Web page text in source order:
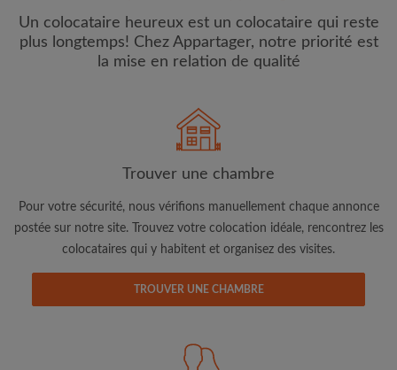
Adresse email
Un colocataire heureux est un colocataire qui reste
plus longtemps! Chez Appartager, notre priorité est
la mise en relation de qualité
Trouver une chambre
Pour votre sécurité, nous vérifions manuellement chaque annonce
postée sur notre site. Trouvez votre colocation idéale, rencontrez les
colocataires qui y habitent et organisez des visites.
TROUVER UNE CHAMBRE